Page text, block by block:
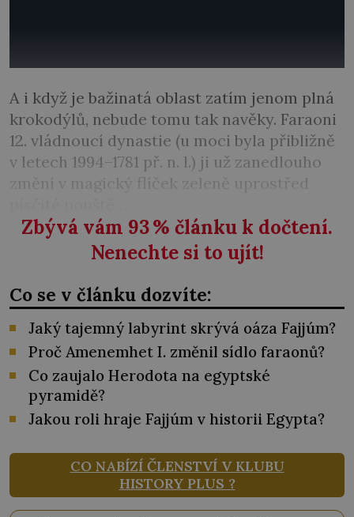
A i když je bažinatá oblast zatím jenom plná
krokodýlů, nebude tomu tak navěky. Faraoni
12. vládnoucí dynastie (u moci byla přibližně
v letech 1994–1781 př. n. l.) ji už zanedlouho
změní v magický flíček zeleně uprostřed
Zbývá vám 93% článku k dočtení.
Nenechte si to ujít!
Co se v článku dozvíte:
Jaký tajemný labyrint skrývá oáza Fajjúm?
Proč Amenemhet I. změnil sídlo faraonů?
Co zaujalo Herodota na egyptské
pyramidě?
Jakou roli hraje Fajjúm v historii Egypta?
CO NABÍZÍ ČLENSTVÍ V KLUBU
HISTORY PLUS ?